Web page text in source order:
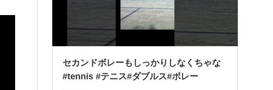
セカンドボレーもしっかりしなくちゃな
#tennis #テニス#ダブルス#ボレー